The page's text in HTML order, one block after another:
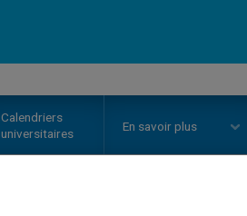
Calendriers
universitaires
En savoir plus